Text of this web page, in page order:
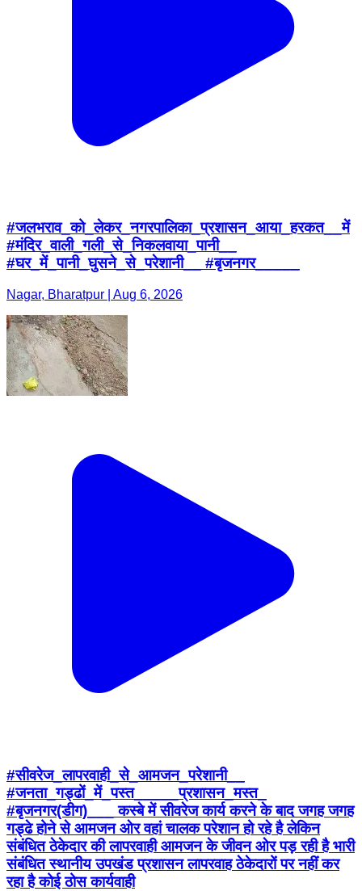
#जलभराव_को_लेकर_नगरपालिका_प्रशासन_आया_हरकत__में
#मंदिर_वाली_गली_से_निकलवाया_पानी__
#घर_में_पानी_घुसने_से_परेशानी__ #बृजनगर_____
Nagar, Bharatpur | Aug 6, 2026
#सीवरेज_लापरवाही_से_आमजन_परेशानी__
#जनता_गड्ढों_में_पस्त_____प्रशासन_मस्त_
#बृजनगर(डीग)___ कस्बे में सीवरेज कार्य करने के बाद जगह जगह
गड्ढे होने से आमजन ओर वहां चालक परेशान हो रहे है लेकिन
संबंधित ठेकेदार की लापरवाही आमजन के जीवन ओर पड़ रही है भारी
संबंधित स्थानीय उपखंड प्रशासन लापरवाह ठेकेदारों पर नहीं कर
रहा है कोई ठोस कार्यवाही